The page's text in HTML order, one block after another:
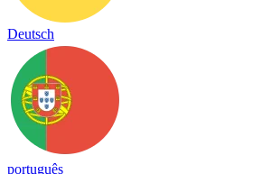
Deutsch
português